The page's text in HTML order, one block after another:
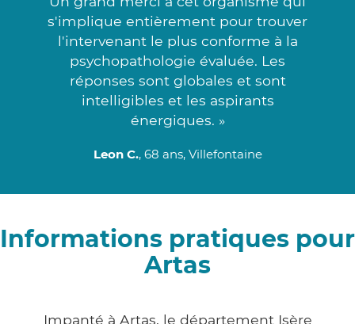
s'implique entièrement pour trouver
l'intervenant le plus conforme à la
psychopathologie évaluée. Les
réponses sont globales et sont
intelligibles et les aspirants
énergiques. »
Leon C., 68 ans, Villefontaine
Informations pratiques pour
Artas
Impanté à Artas, le département Isère